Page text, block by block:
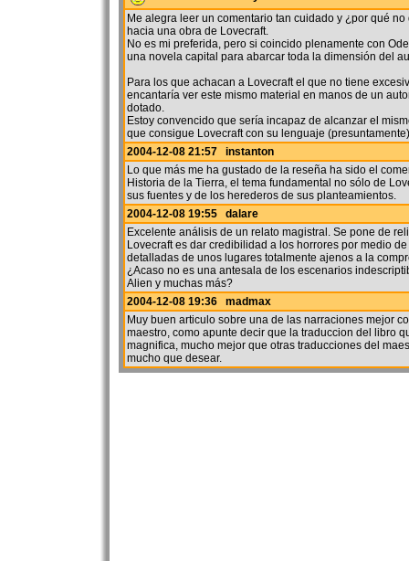
Me alegra leer un comentario tan cuidado y ¿por qué
hacia una obra de Lovecraft.
No es mi preferida, pero si coincido plenamente con
una novela capital para abarcar toda la dimensión del
Para los que achacan a Lovecraft el que no tiene
encantaría ver este mismo material en manos de un
dotado.
Estoy convencido que sería incapaz de alcanzar el
que consigue Lovecraft con su lenguaje
2004-12-08 21:57 instanton
Lo que más me ha gustado de la reseña ha sido el
Historia de la Tierra, el tema fundamental no sólo de
sus fuentes y de los herederos de sus planteamientos.
2004-12-08 19:55 dalare
Excelente análisis de un relato magistral. Se pone de
Lovecraft es dar credibilidad a los horrores por medio
detalladas de unos lugares totalmente ajenos a la
¿Acaso no es una antesala de los escenarios
Alien y muchas más?
2004-12-08 19:36 madmax
Muy buen articulo sobre una de las narraciones mejor
maestro, como apunte decir que la traduccion del libro
magnifica, mucho mejor que otras traducciones del
mucho que desear.